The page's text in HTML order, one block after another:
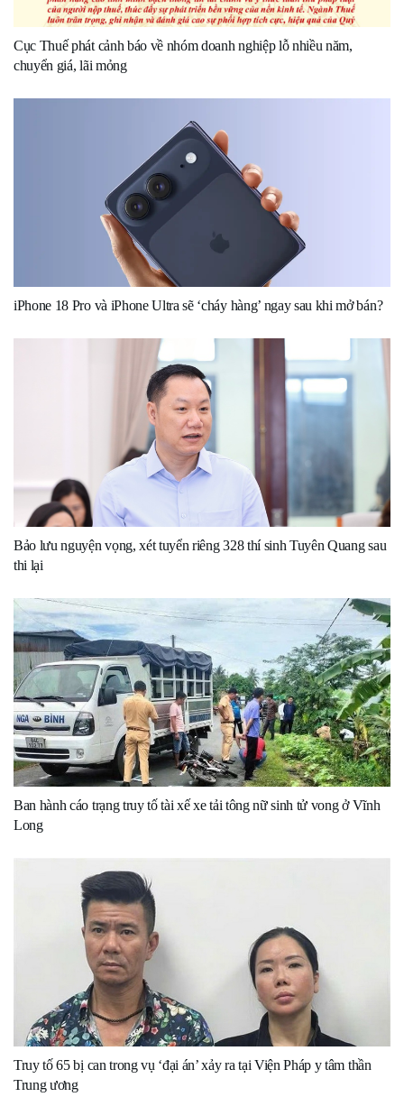
Cục Thuế phát cảnh báo về nhóm doanh nghiệp lỗ nhiều năm,
chuyển giá, lãi mỏng
iPhone 18 Pro và iPhone Ultra sẽ ‘cháy hàng’ ngay sau khi mở bán?
Bảo lưu nguyện vọng, xét tuyển riêng 328 thí sinh Tuyên Quang sau
thi lại
Ban hành cáo trạng truy tố tài xế xe tải tông nữ sinh tử vong ở Vĩnh
Long
Truy tố 65 bị can trong vụ ‘đại án’ xảy ra tại Viện Pháp y tâm thần
Trung ương